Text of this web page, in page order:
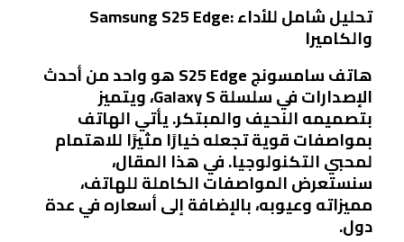
Samsung S25 Edge: تحليل شامل للأداء
والكاميرا
هاتف سامسونج S25 Edge هو واحد من أحدث
الإصدارات في سلسلة Galaxy S، ويتميز
بتصميمه النحيف والمبتكر. يأتي الهاتف
بمواصفات قوية تجعله خيارًا مثيرًا للاهتمام
لمحبي التكنولوجيا. في هذا المقال،
سنستعرض المواصفات الكاملة للهاتف،
مميزاته وعيوبه، بالإضافة إلى أسعاره في عدة
دول.